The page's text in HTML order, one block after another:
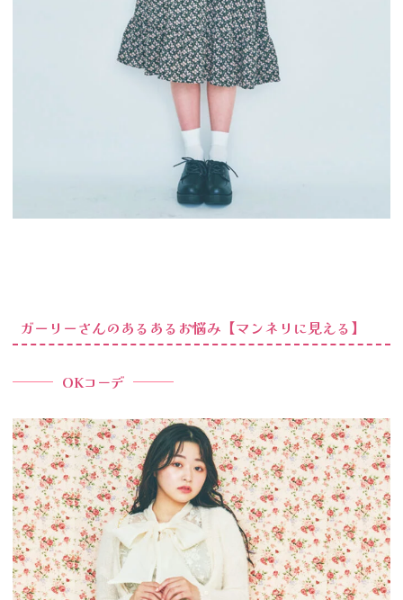
ガーリーさんのあるあるお悩み【マンネリに見える】
OKコーデ